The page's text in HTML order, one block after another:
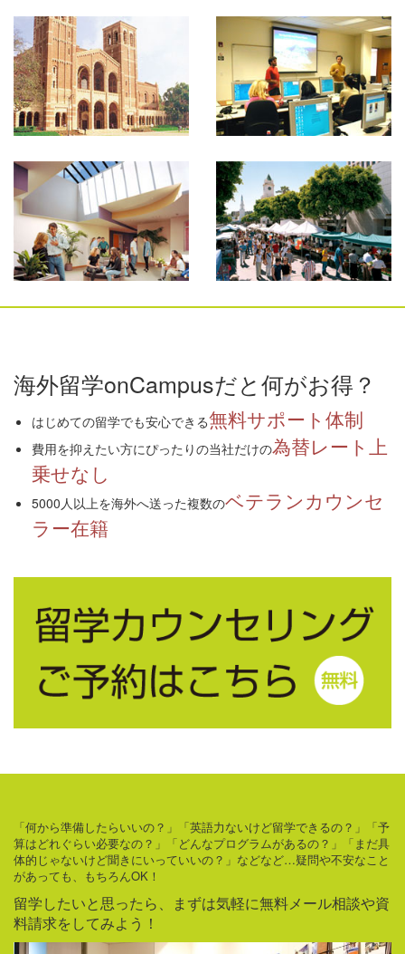
海外留学onCampusだと何がお得？
はじめての留学でも安心できる無料サポート体制
費用を抑えたい方にぴったりの当社だけの為替レート上
乗せなし
5000人以上を海外へ送った複数のベテランカウンセ
ラー在籍
「何から準備したらいいの？」「英語力ないけど留学できるの？」「予
算はどれぐらい必要なの？」「どんなプログラムがあるの？」「まだ具
体的じゃないけど聞きにいっていいの？」などなど…疑問や不安なこと
があっても、もちろんOK！
留学したいと思ったら、まずは気軽に無料メール相談や資
料請求をしてみよう！